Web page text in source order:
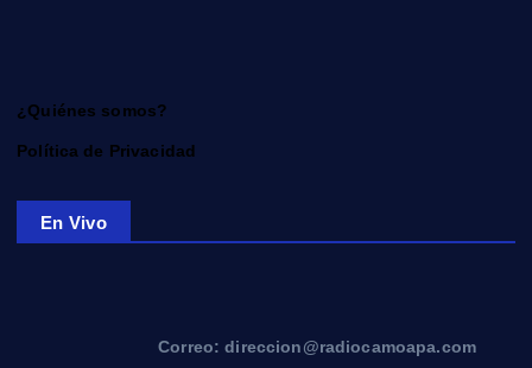
¿Quiénes somos?
Política de Privacidad
En Vivo
Correo: direccion@radiocamoapa.com